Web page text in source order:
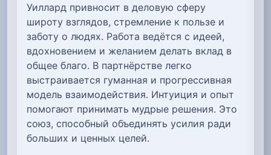
Уиллард привносит в деловую сферу
широту взглядов, стремление к пользе и
заботу о людях. Работа ведётся с идеей,
вдохновением и желанием делать вклад в
общее благо. В партнёрстве легко
выстраивается гуманная и прогрессивная
модель взаимодействия. Интуиция и опыт
помогают принимать мудрые решения. Это
союз, способный объединять усилия ради
больших и ценных целей.